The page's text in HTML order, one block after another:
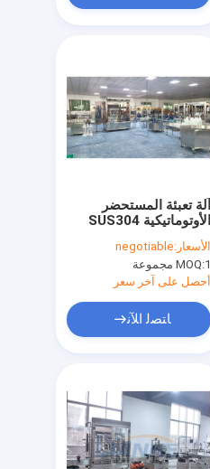
آلة تعبئة المستحضر
الأوتوماتيكية SUS304
الأسعار:negotiable
MOQ:1 مجموعة
أحصل على آخر سعر
ﺎﺘﺼﻟ ﺍﻶﻧ